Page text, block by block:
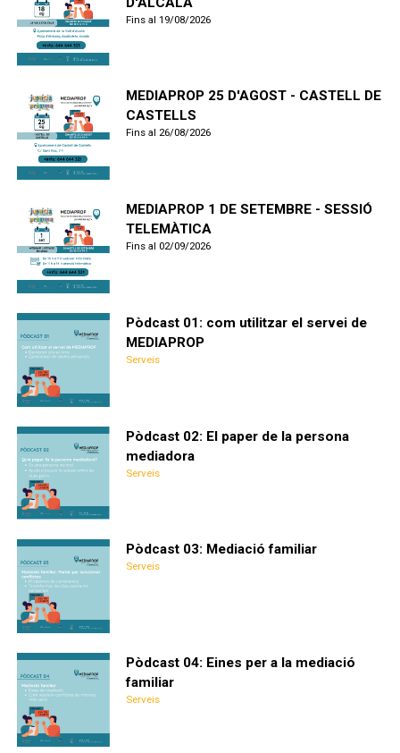
Fins al 19/08/2026
MEDIAPROP 25 D'AGOST - CASTELL DE
CASTELLS
Fins al 26/08/2026
MEDIAPROP 1 DE SETEMBRE - SESSIÓ
TELEMÀTICA
Fins al 02/09/2026
Pòdcast 01: com utilitzar el servei de
MEDIAPROP
Serveis
Pòdcast 02: El paper de la persona
mediadora
Serveis
Pòdcast 03: Mediació familiar
Serveis
Pòdcast 04: Eines per a la mediació
familiar
Serveis